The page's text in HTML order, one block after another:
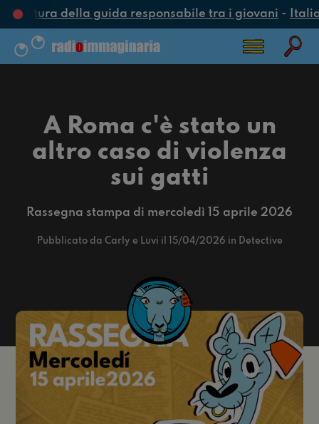
cultura della guida responsabile tra i giovani-Italia
A Roma c'è stato un
altro caso di violenza
sui gatti
Rassegna stampa di mercoledì 15 aprile 2026
Pubblicato da Carly e Luvi il 15/04/2026 in Detective